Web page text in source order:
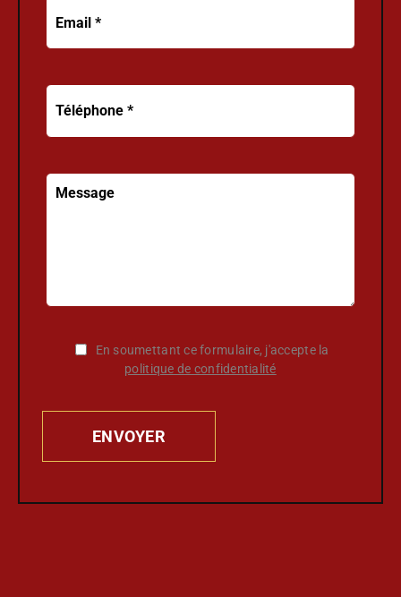
En soumettant ce formulaire, j'accepte la
politique de confidentialité